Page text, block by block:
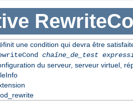
une condition qui devra être
chaîne_de_test
du serveur, serveur virtuel,